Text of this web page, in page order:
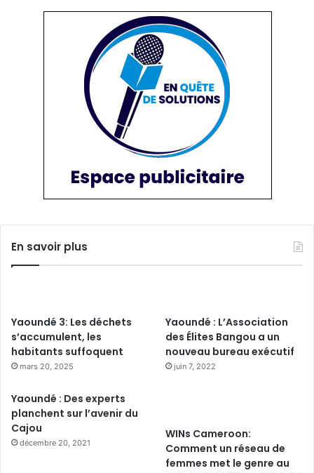
En savoir plus
Yaoundé 3: Les déchets
s’accumulent, les
habitants suffoquent
mars 20, 2025
Yaoundé : L’Association
des Élites Bangou a un
nouveau bureau exécutif
juin 7, 2022
Yaoundé : Des experts
planchent sur l’avenir du
Cajou
décembre 20, 2021
WINs Cameroon:
Comment un réseau de
femmes met le genre au